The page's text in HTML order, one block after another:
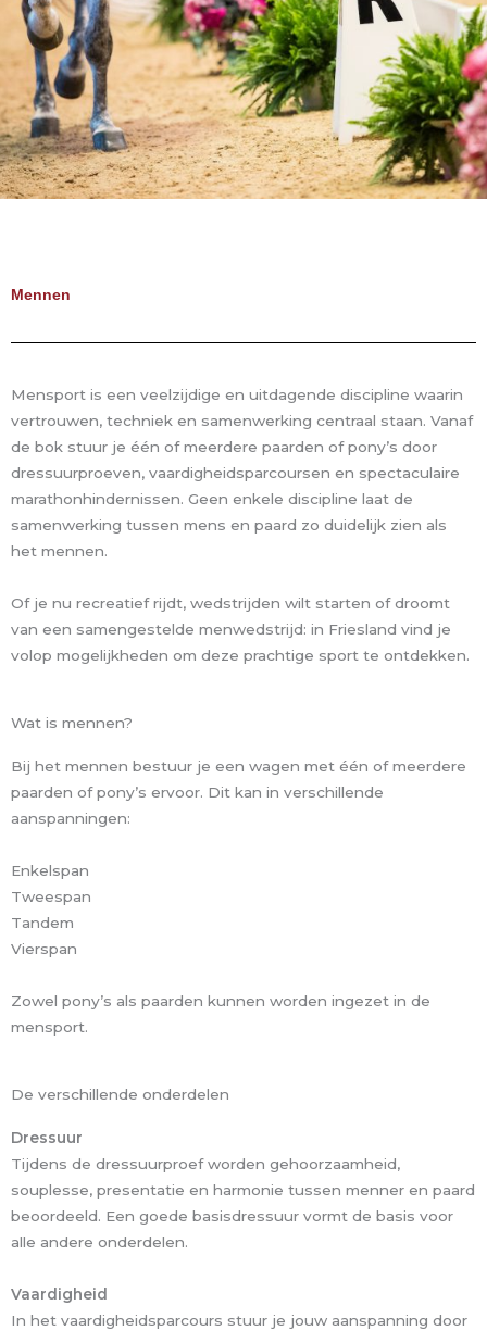
Mennen
Mensport is een veelzijdige en uitdagende discipline waarin
vertrouwen, techniek en samenwerking centraal staan. Vanaf
de bok stuur je één of meerdere paarden of pony’s door
dressuurproeven, vaardigheidsparcoursen en spectaculaire
marathonhindernissen. Geen enkele discipline laat de
samenwerking tussen mens en paard zo duidelijk zien als
het mennen.
Of je nu recreatief rijdt, wedstrijden wilt starten of droomt
van een samengestelde menwedstrijd: in Friesland vind je
volop mogelijkheden om deze prachtige sport te ontdekken.
Wat is mennen?
Bij het mennen bestuur je een wagen met één of meerdere
paarden of pony’s ervoor. Dit kan in verschillende
aanspanningen:
Enkelspan
Tweespan
Tandem
Vierspan
Zowel pony’s als paarden kunnen worden ingezet in de
mensport.
De verschillende onderdelen
Dressuur
Tijdens de dressuurproef worden gehoorzaamheid,
souplesse, presentatie en harmonie tussen menner en paard
beoordeeld. Een goede basisdressuur vormt de basis voor
alle andere onderdelen.
Vaardigheid
In het vaardigheidsparcours stuur je jouw aanspanning door